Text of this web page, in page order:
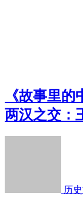
《故事里
两汉之交：
历